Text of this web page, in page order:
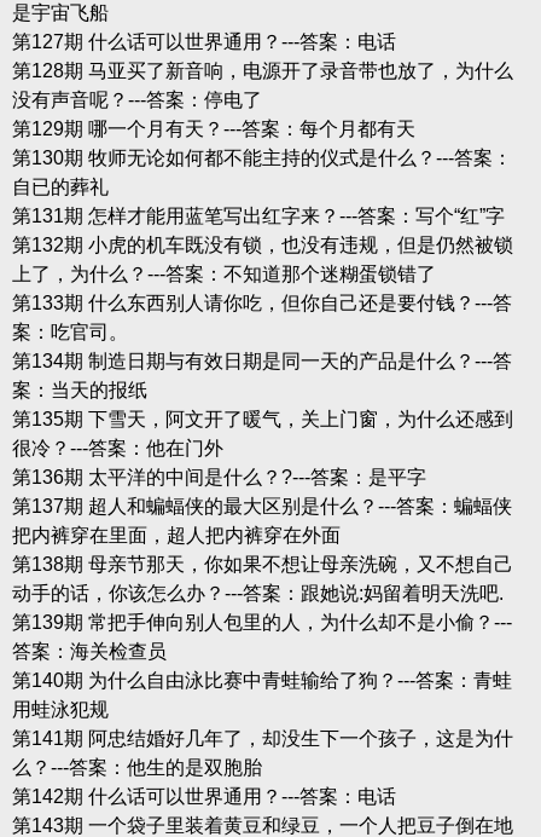
是宇宙飞船
第127期 什么话可以世界通用？---答案：电话
第128期 马亚买了新音响，电源开了录音带也放了，为什么
没有声音呢？---答案：停电了
第129期 哪一个月有天？---答案：每个月都有天
第130期 牧师无论如何都不能主持的仪式是什么？---答案：
自已的葬礼
第131期 怎样才能用蓝笔写出红字来？---答案：写个“红”字
第132期 小虎的机车既没有锁，也没有违规，但是仍然被锁
上了，为什么？---答案：不知道那个迷糊蛋锁错了
第133期 什么东西别人请你吃，但你自己还是要付钱？---答
案：吃官司。
第134期 制造日期与有效日期是同一天的产品是什么？---答
案：当天的报纸
第135期 下雪天，阿文开了暖气，关上门窗，为什么还感到
很冷？---答案：他在门外
第136期 太平洋的中间是什么？?---答案：是平字
第137期 超人和蝙蝠侠的最大区别是什么？---答案：蝙蝠侠
把内裤穿在里面，超人把内裤穿在外面
第138期 母亲节那天，你如果不想让母亲洗碗，又不想自己
动手的话，你该怎么办？---答案：跟她说:妈留着明天洗吧.
第139期 常把手伸向别人包里的人，为什么却不是小偷？---
答案：海关检查员
第140期 为什么自由泳比赛中青蛙输给了狗？---答案：青蛙
用蛙泳犯规
第141期 阿忠结婚好几年了，却没生下一个孩子，这是为什
么？---答案：他生的是双胞胎
第142期 什么话可以世界通用？---答案：电话
第143期 一个袋子里装着黄豆和绿豆，一个人把豆子倒在地